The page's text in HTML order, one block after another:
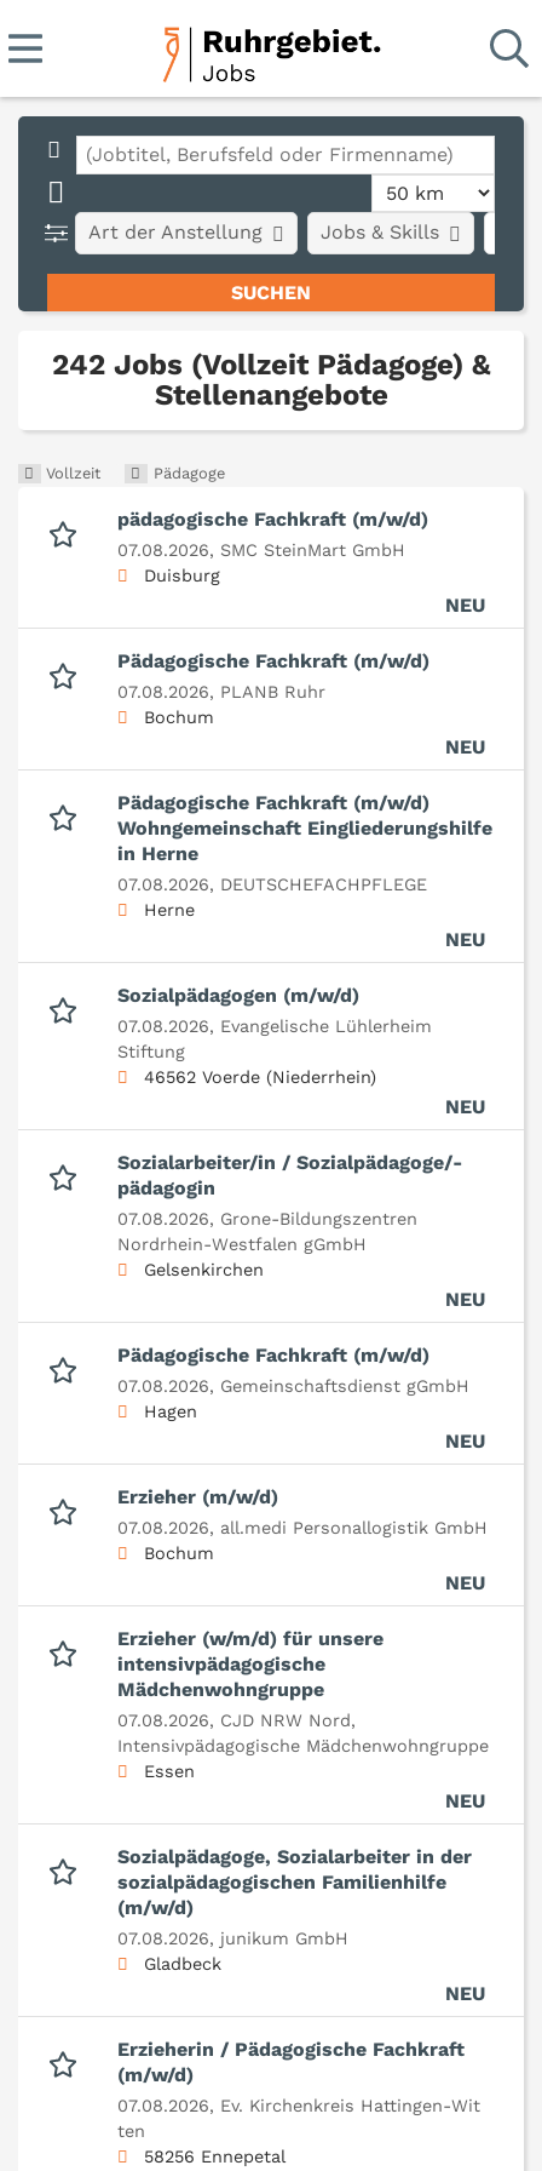
Art der Anstellung Jobs & Skills
242 Jobs (Vollzeit Pädagoge) &
Stellenangebote
Vollzeit Pädagoge
pädagogische Fachkraft (m/w/d)
07.08.2026, SMC SteinMart GmbH
Duisburg
NEU
Pädagogische Fachkraft (m/w/d)
07.08.2026, PLANB Ruhr
Bochum
NEU
Pädagogische Fachkraft (m/w/d)
Wohngemeinschaft Eingliederungshilfe
in Herne
07.08.2026, DEUTSCHEFACHPFLEGE
Herne
NEU
Sozialpädagogen (m/w/d)
07.08.2026, Evangelische Lühlerheim
Stiftung
46562 Voerde (Niederrhein)
NEU
Sozialarbeiter/in / Sozialpädagoge/-
pädagogin
07.08.2026, Grone-Bildungszentren
Nordrhein-Westfalen gGmbH
Gelsenkirchen
NEU
Pädagogische Fachkraft (m/w/d)
07.08.2026, Gemeinschaftsdienst gGmbH
Hagen
NEU
Erzieher (m/w/d)
07.08.2026, all.medi Personallogistik GmbH
Bochum
NEU
Erzieher (w/m/d) für unsere
intensivpädagogische
Mädchenwohngruppe
07.08.2026, CJD NRW Nord,
Intensivpädagogische Mädchenwohngruppe
Essen
NEU
Sozialpädagoge, Sozialarbeiter in der
sozialpädagogischen Familienhilfe
(m/w/d)
07.08.2026, junikum GmbH
Gladbeck
NEU
Erzieherin / Pädagogische Fachkraft
(m/w/d)
07.08.2026, Ev. Kirchenkreis Hattingen-Wit
ten
58256 Ennepetal